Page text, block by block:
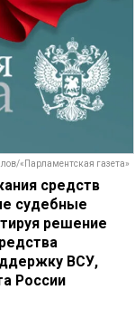
«Парламентская газета»
средств
судебные
решение
ВСУ,
России